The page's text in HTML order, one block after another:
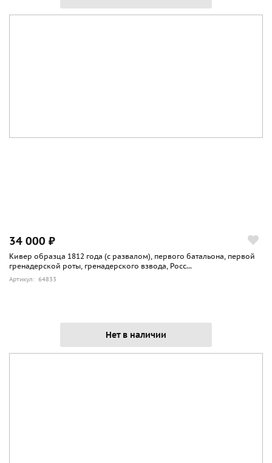
34 000 ₽
Кивер образца 1812 года (с развалом), первого батальона, первой
гренадерской роты, гренадерского взвода, Росс...
Артикул: 64833
Нет в наличии